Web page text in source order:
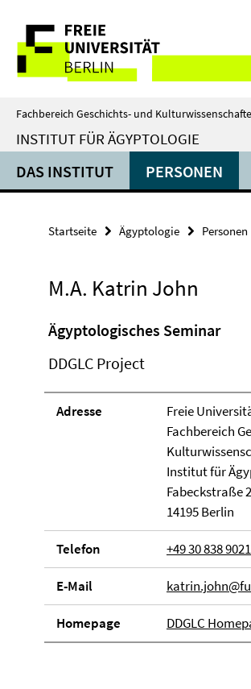
direkt
Inhalt
Service-
Navigation
Fachbereich Geschichts- und
INSTITUT FÜR ÄGYPTOLOGIE
DAS INSTITUT PERSONEN
Startseite Ägyptologie Personen
M.A. Katrin John
Ägyptologisches Seminar
DDGLC Project
Adresse
Freie
Fachbereich
Institut für
Fabeckstraße
14195 Berlin
Telefon +49 30 838
E-Mail
Homepage DDGLC